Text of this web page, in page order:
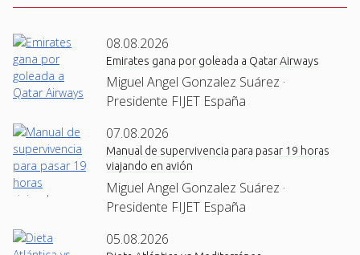
08.08.2026
Emirates gana por goleada a Qatar Airways
Miguel Angel Gonzalez Suárez ·
Presidente FIJET España
07.08.2026
Manual de supervivencia para pasar 19 horas
viajando en avión
Miguel Angel Gonzalez Suárez ·
Presidente FIJET España
05.08.2026